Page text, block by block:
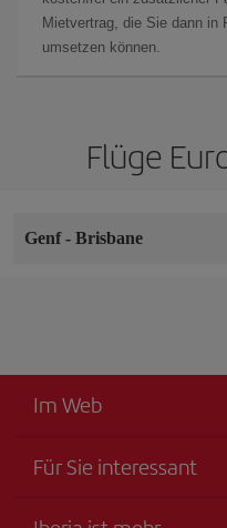
Mietvertrag, die Sie dann in
umsetzen können.
Flüge
Genf- Brisbane
Im Web
Für Sie interessant